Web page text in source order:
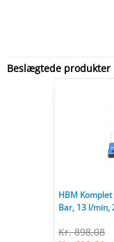
Beslægtede produkter
HBM
Bar, 13 l/min,
Kr. 898,08